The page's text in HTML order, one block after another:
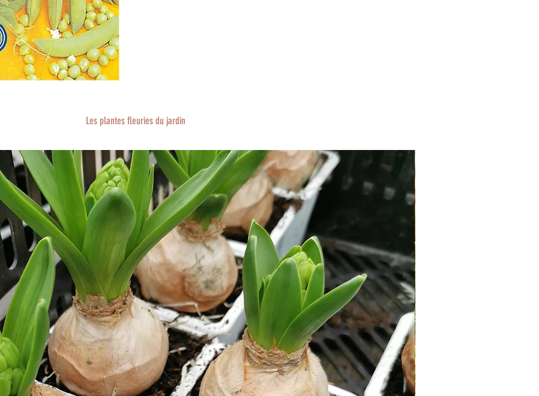
Les plantes fleuries du jardin